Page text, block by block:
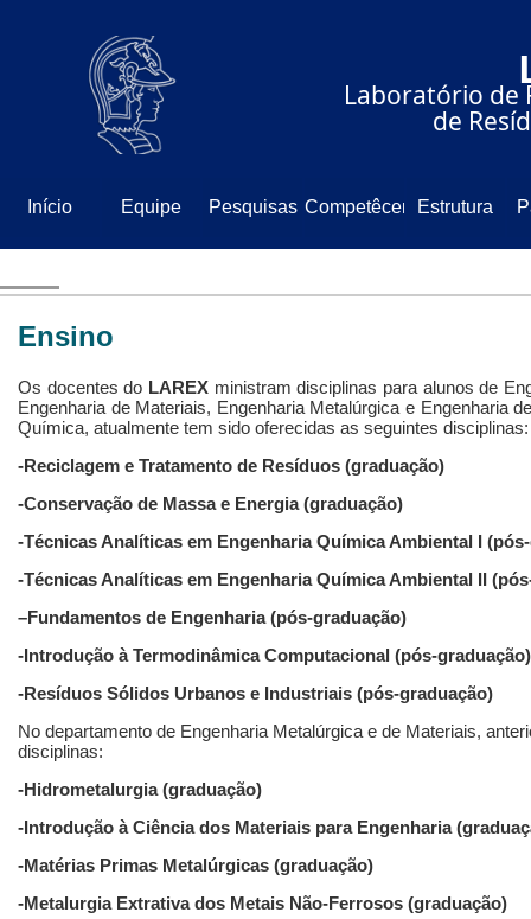
⠀⠀⠀⠀Laboratório de
⠀⠀⠀⠀⠀⠀⠀⠀⠀de
Início Equipe Pesquisas CompetêcenciaEstrutura
Ensino
Os docentes do LAREX ministram disciplinas para alunos de
Engenharia de Materiais, Engenharia Metalúrgica e Engenharia
Química, atualmente tem sido oferecidas as seguintes disciplinas:
-Reciclagem e Tratamento de Resíduos (graduação)
-Conservação de Massa e Energia (graduação)
-Técnicas Analíticas em Engenharia Química Ambiental I
-Técnicas Analíticas em Engenharia Química Ambiental II
–Fundamentos de Engenharia (pós-graduação)
-Introdução à Termodinâmica Computacional (pós-graduação)
-Resíduos Sólidos Urbanos e Industriais (pós-graduação)
No departamento de Engenharia Metalúrgica e de Materiais,
disciplinas:
-Hidrometalurgia (graduação)
-Introdução à Ciência dos Materiais para Engenharia
-Matérias Primas Metalúrgicas (graduação)
-Metalurgia Extrativa dos Metais Não-Ferrosos (graduação)